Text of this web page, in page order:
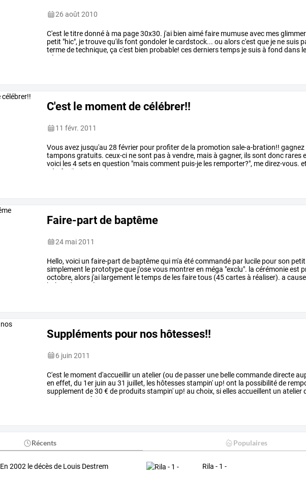
26 août 2010
C'est letitredonnéà ma page30x30. j'ai bien aiméfaire mumuseavec mesglimmer
petit "hic", jetrouvequ'ilsfont gondoler lecardstock... ou alorsc'est que je nesuis
termedetechnique,ça c'est bien probable! cesdernierstemps jesuisà fond dans
sépia.
je sais
C'est le moment de célébrer!!
11 févr. 2011
Vousavez jusqu'au 28 février pour profiterde la promotion sale-a-bration!! gagnez
tamponsgratuits. ceux-ci nesont pasà vendre, maisà gagner, ilssont donc rares
voici les4setsen question "maiscomment puis-je les remporter?", medirez-vous. et
très
facile. je donne
Faire-part de baptême
24 mai 2011
Hello, voici un faire-part de baptêmequi m'a étécommandé par lucile pourson petit
simplement le prototypeque j'osevous montreren méga "exclu". la cérémonieest
octobre, alors j'ai largement letempsde lesfairetous (45cartesà réaliser). a cause
bobos
de santé,
Suppléments pour nos hôtesses!!
6 juin 2011
C'est le moment d'accueillir un atelier (ou de passer une bellecommandedirecte
en effet, du 1er juin au 31 juillet, les hôtessesstampin' up! ont la possibilitéde
supplement de30 €de produitsstampin' up! au choix, siellesaccueillent un atelier
donc faire
Récents Populaires
En 2002 le décès de Louis Destrem Rila - 1 -